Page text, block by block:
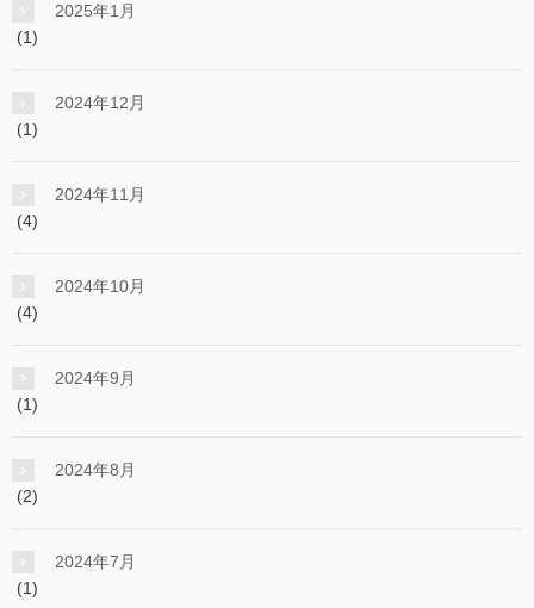
2025年1月
(1)
2024年12月
(1)
2024年11月
(4)
2024年10月
(4)
2024年9月
(1)
2024年8月
(2)
2024年7月
(1)